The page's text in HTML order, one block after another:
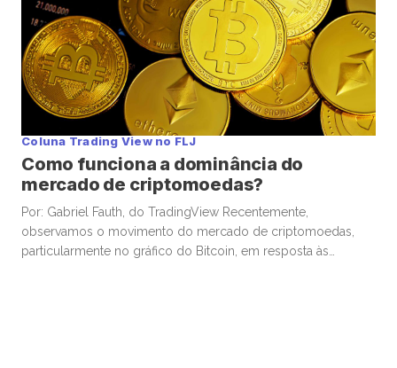
Coluna Trading View no FLJ
Como funciona a dominância do
mercado de criptomoedas?
Por: Gabriel Fauth, do TradingView Recentemente,
observamos o movimento do mercado de criptomoedas,
particularmente no gráfico do Bitcoin, em resposta às